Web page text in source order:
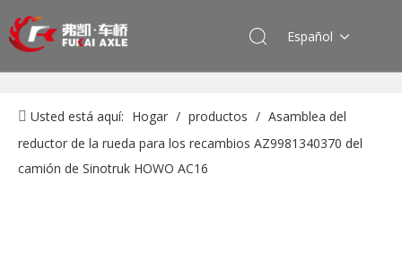
Español
Usted está aquí: Hogar / productos / Asamblea del
reductor de la rueda para los recambios AZ9981340370 del
camión de Sinotruk HOWO AC16